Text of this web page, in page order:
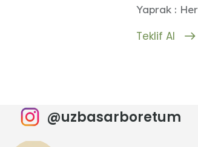
Yaprak :
Teklif Al
@uzbasarboretum